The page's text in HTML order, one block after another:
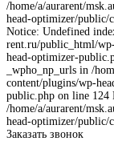
/home/a/aurarent/
head-optimizer/public/
Notice: Undefined
rent.ru/public_html/
head-optimizer-
_wpho_np_urls in /
content/plugins/wp-
public.php on line 124
/home/a/aurarent/
head-optimizer/public/
Заказать звонок